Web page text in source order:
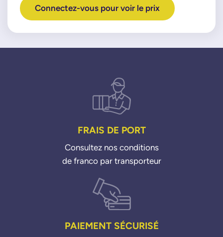
Connectez-vous pour voir le prix
FRAIS DE PORT
Consultez nos conditions
de franco par transporteur
PAIEMENT SÉCURISÉ